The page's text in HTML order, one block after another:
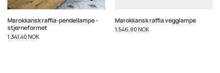
Marokkansk raffia-pendellampe -
stjerneformet
1.341,40 NOK
Marokkansk raffia vegglampe
1.546,80 NOK